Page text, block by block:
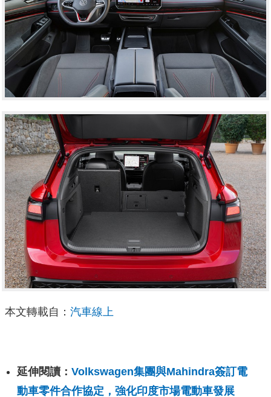
本文轉載自： 汽車線上
延伸閱讀： Volkswagen集團與Mahindra簽訂電
動車零件合作協定，強化印度市場電動車發展